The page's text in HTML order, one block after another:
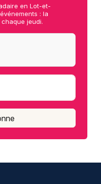
en Lot-et-
: la
jeudi.